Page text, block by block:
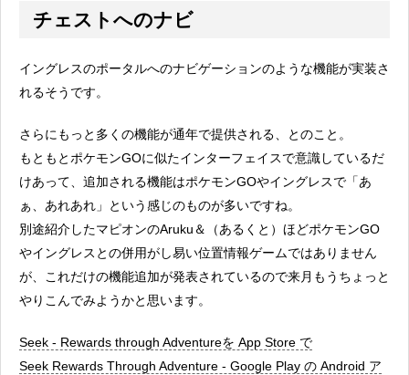
チェストへのナビ
イングレスのポータルへのナビゲーションのような機能が実装さ
れるそうです。
さらにもっと多くの機能が通年で提供される、とのこと。
もともとポケモンGOに似たインターフェイスで意識しているだ
けあって、追加される機能はポケモンGOやイングレスで「あ
ぁ、あれあれ」という感じのものが多いですね。
別途紹介したマピオンのAruku＆（あるくと）ほどポケモンGO
やイングレスとの併用がし易い位置情報ゲームではありません
が、これだけの機能追加が発表されているので来月もうちょっと
やりこんでみようかと思います。
Seek - Rewards through Adventureを App Store で
Seek Rewards Through Adventure - Google Play の Android ア